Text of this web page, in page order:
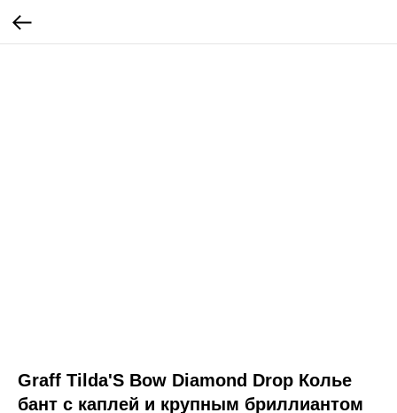
Graff Tilda'S Bow Diamond Drop Колье
бант с каплей и крупным бриллиантом